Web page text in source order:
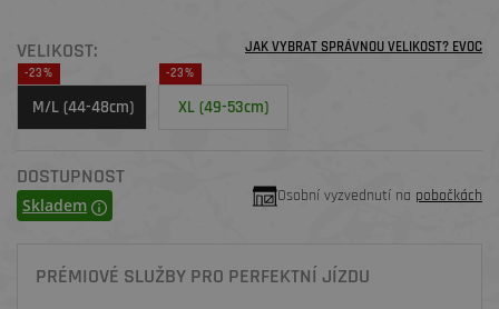
VELIKOST: JAK VYBRAT SPRÁVNOU VELIKOST? EVOC
-23%
M/L (44-48cm)
-23%
XL (49-53cm)
DOSTUPNOST
Skladem Osobní vyzvednutí na pobočkách
PRÉMIOVÉ SLUŽBY PRO PERFEKTNÍ JÍZDU